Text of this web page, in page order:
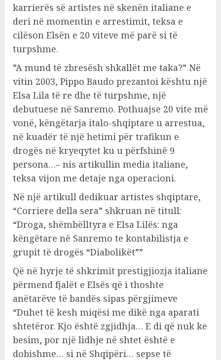
karrierës së artistes në skenën italiane e
deri në momentin e arrestimit, teksa e
cilëson Elsën e 20 viteve më parë si të
turpshme.
”A mund të zbresësh shkallët me taka?” Në
vitin 2003, Pippo Baudo prezantoi kështu një
Elsa Lila të re dhe të turpshme, një
debutuese në Sanremo. Pothuajse 20 vite më
vonë, këngëtarja italo-shqiptare u arrestua,
në kuadër të një hetimi për trafikun e
drogës në kryeqytet ku u përfshinë 9
persona…– nis artikullin media italiane,
teksa vijon me detaje nga operacioni.
Në një artikull dedikuar artistes shqiptare,
“Corriere della sera” shkruan në titull:
“Droga, shëmbëlltyra e Elsa Lilës: nga
këngëtare në Sanremo te kontabilistja e
grupit të drogës “Diabolikët””
Që në hyrje të shkrimit prestigjiozja italiane
përmend fjalët e Elsës që i thoshte
anëtarëve të bandës sipas përgjimeve
“Duhet të kesh miqësi me dikë nga aparati
shtetëror. Kjo është zgjidhja… E di që nuk ke
besim, por një lidhje në shtet është e
dobishme… si në Shqipëri… sepse të